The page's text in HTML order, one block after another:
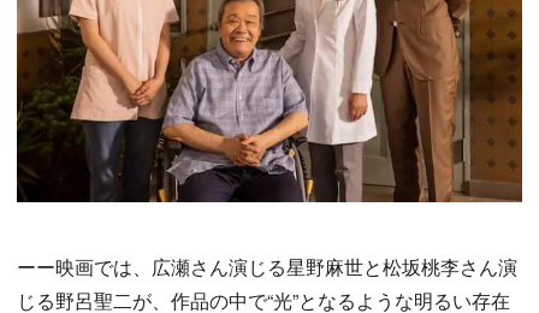
ーー映画では、広瀬さん演じる星野麻世と松坂桃李さん演
じる野呂聖二が、作品の中で“光”となるような明るい存在